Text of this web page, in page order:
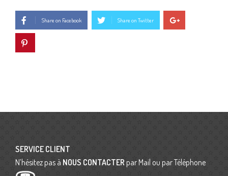
Share on Facebook Share on Twitter
SERVICE CLIENT
N’hésitez pas à NOUS CONTACTER par Mail ou par Téléphone